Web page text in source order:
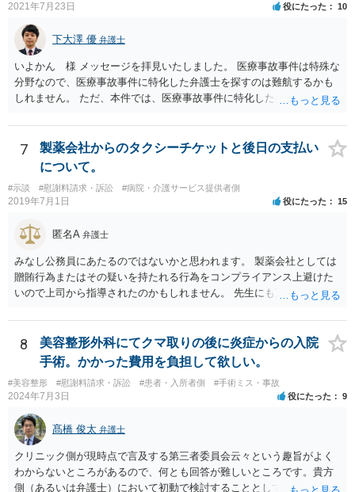
2021年7月23日 役にたった 10
下大澤 優 弁護士
いよかん 様 メッセージを拝見いたしました。 医療事故事件は特殊な
分野なので、医療事故事件に特化した弁護士を探すのは難航するかも
しれません。 ただ、本件では、医療事故事件に特化した弁護士でなく
の過失（医療ミス）の立証なのですが、本件では過失自体には争いが
ないため、損害額の立証が主なポイントになります。 損害額に立証に
関しては、交通事故事件と同様の発想で考えればよいので、対応でき
れることも可能ではありますが、相手方保険会社は容易に増額に応じ
ない（多少の増額はあり得るとしても、裁判基準での和解は難しい）
と思われます。 弁護士が介入することにより提示額が大きく変わるこ
とは多々あるため、可能であれば弁護士に依頼した上での交渉をお勧
めしたいところです。
7
製薬会社からのタクシーチケットと後日の支払い
について。
#示談 #慰謝料請求・訴訟 #病院・介護サービス提供者側
2019年7月1日 役にたった 15
匿名A 弁護士
みなし公務員にあたるのではないかと思われます。 製薬会社としては
贈賄行為またはその疑いを持たれる行為をコンプライアンス上避けた
いので上司から指導されたのかもしれません。 先生にも万一迷惑をか
8
美容整形外科にてクマ取りの後に炎症からの入院
手術。かかった費用を負担して欲しい。
#美容整形 #慰謝料請求・訴訟 #患者・入所者側 #手術ミス・事故
2024年7月3日 役にたった 9
髙橋 俊太 弁護士
クリニック側が現時点で言及する第三者委員会云々という趣旨がよく
わからないところがあるので、何とも回答が難しいところです。貴方
側（あるいは弁護士）において初動で検討することとしては、クリニ